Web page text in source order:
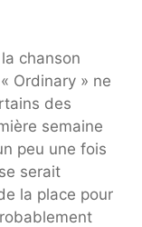
chanson
Ordinary » ne
des
semaine
peu une fois
serait
la place pour